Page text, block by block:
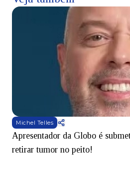
Michel Telles
Apresentador da Globo é
retirar tumor no peito!